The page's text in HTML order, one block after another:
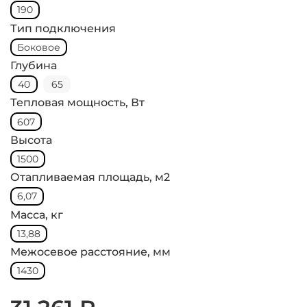
190
Тип подключения
Боковое
Глубина
40 65
Тепловая мощность, Вт
607
Высота
1500
Отапливаемая площадь, м2
6,07
Масса, кг
13,88
Межосевое расстояние, мм
1430